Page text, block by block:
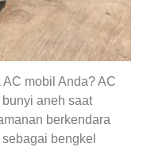
mobil Anda? AC
aneh saat
berkendara
sebagai bengkel